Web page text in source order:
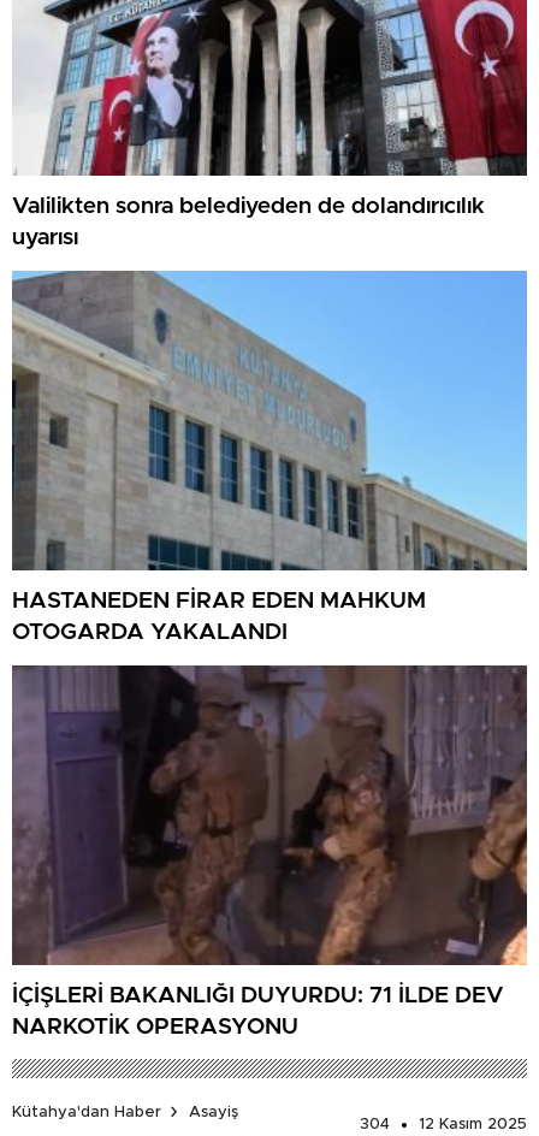
Valilikten sonra belediyeden de dolandırıcılık
uyarısı
HASTANEDEN FİRAR EDEN MAHKUM
OTOGARDA YAKALANDI
İÇİŞLERİ BAKANLIĞI DUYURDU: 71 İLDE DEV
NARKOTİK OPERASYONU
Kütahya'dan Haber
Asayiş
304
12 Kasım 2025